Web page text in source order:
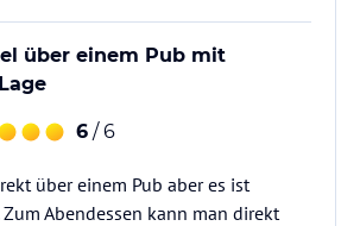
über einem Pub mit
6 / 6
über einem Pub aber es ist
Abendessen kann man direkt